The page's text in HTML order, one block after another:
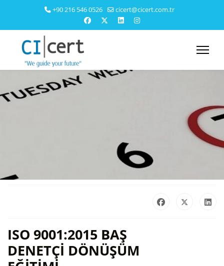
+90 216 546 0526 cicert@cicert.com.tr
ISO 9001:2015 BAŞ
DENETÇİ DÖNÜŞÜM